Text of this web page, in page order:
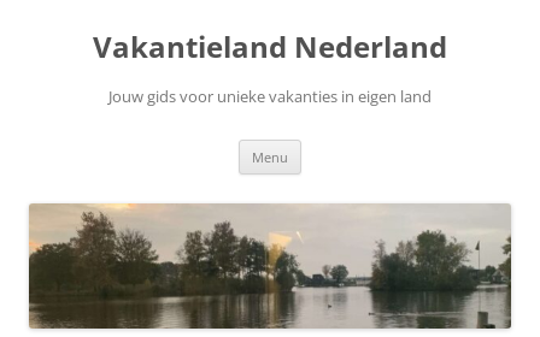
Vakantieland Nederland
Jouw gids voor unieke vakanties in eigen land
Menu